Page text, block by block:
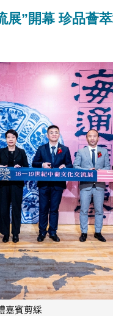
”開幕 珍品薈
“海通鏡鑒——16-19